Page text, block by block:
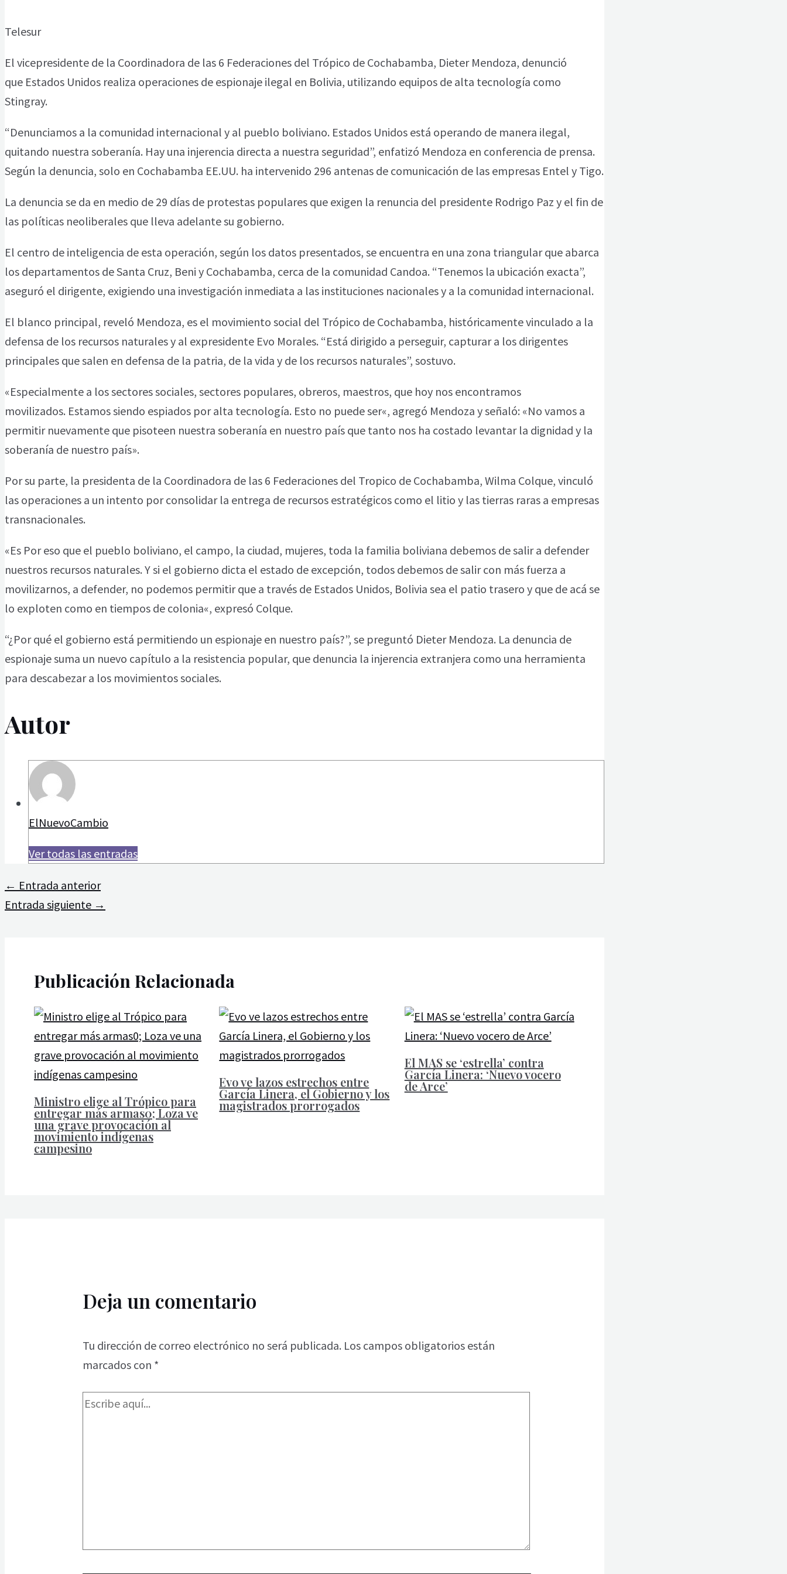
Telesur
El vicepresidente de la Coordinadora de las 6 Federaciones del Trópico de Cochabamba, Dieter Mendoza, denunció
que Estados Unidos realiza operaciones de espionaje ilegal en Bolivia, utilizando equipos de alta tecnología como
Stingray.
“Denunciamos a la comunidad internacional y al pueblo boliviano. Estados Unidos está operando de manera ilegal,
quitando nuestra soberanía. Hay una injerencia directa a nuestra seguridad”, enfatizó Mendoza en conferencia de prensa.
Según la denuncia, solo en Cochabamba EE.UU. ha intervenido 296 antenas de comunicación de las empresas Entel y Tigo.
La denuncia se da en medio de 29 días de protestas populares que exigen la renuncia del presidente Rodrigo Paz y el fin de
las políticas neoliberales que lleva adelante su gobierno.
El centro de inteligencia de esta operación, según los datos presentados, se encuentra en una zona triangular que abarca
los departamentos de Santa Cruz, Beni y Cochabamba, cerca de la comunidad Candoa. “Tenemos la ubicación exacta”,
aseguró el dirigente, exigiendo una investigación inmediata a las instituciones nacionales y a la comunidad internacional.
El blanco principal, reveló Mendoza, es el movimiento social del Trópico de Cochabamba, históricamente vinculado a la
defensa de los recursos naturales y al expresidente Evo Morales. “Está dirigido a perseguir, capturar a los dirigentes
principales que salen en defensa de la patria, de la vida y de los recursos naturales”, sostuvo.
«Especialmente a los sectores sociales, sectores populares, obreros, maestros, que hoy nos encontramos
movilizados. Estamos siendo espiados por alta tecnología. Esto no puede ser«, agregó Mendoza y señaló: «No vamos a
permitir nuevamente que pisoteen nuestra soberanía en nuestro país que tanto nos ha costado levantar la dignidad y la
soberanía de nuestro país».
Por su parte, la presidenta de la Coordinadora de las 6 Federaciones del Tropico de Cochabamba, Wilma Colque, vinculó
las operaciones a un intento por consolidar la entrega de recursos estratégicos como el litio y las tierras raras a empresas
transnacionales.
«Es Por eso que el pueblo boliviano, el campo, la ciudad, mujeres, toda la familia boliviana debemos de salir a defender
nuestros recursos naturales. Y si el gobierno dicta el estado de excepción, todos debemos de salir con más fuerza a
movilizarnos, a defender, no podemos permitir que a través de Estados Unidos, Bolivia sea el patio trasero y que de acá se
lo exploten como en tiempos de colonia«, expresó Colque.
“¿Por qué el gobierno está permitiendo un espionaje en nuestro país?”, se preguntó Dieter Mendoza. La denuncia de
espionaje suma un nuevo capítulo a la resistencia popular, que denuncia la injerencia extranjera como una herramienta
para descabezar a los movimientos sociales.
Autor
ElNuevoCambio
Ver todas las entradas
← Entrada anterior
Entrada siguiente →
Publicación Relacionada
Ministro elige al Trópico para
entregar más armas0; Loza ve
una grave provocación al
movimiento indígenas
campesino
Evo ve lazos estrechos entre
García Linera, el Gobierno y los
magistrados prorrogados
El MAS se ‘estrella’ contra
García Linera: ‘Nuevo vocero
de Arce’
Deja un comentario
Tu dirección de correo electrónico no será publicada. Los campos obligatorios están
marcados con *